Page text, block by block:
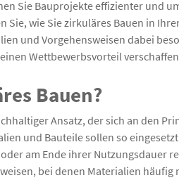
Sie Bauprojekte effizienter und
Sie, wie Sie zirkuläres Bauen in
und Vorgehensweisen dabei
Wettbewerbsvorteil
Bauen?
Ansatz, der sich an den
und Bauteile sollen so
am Ende ihrer Nutzungsdauer
bei denen Materialien